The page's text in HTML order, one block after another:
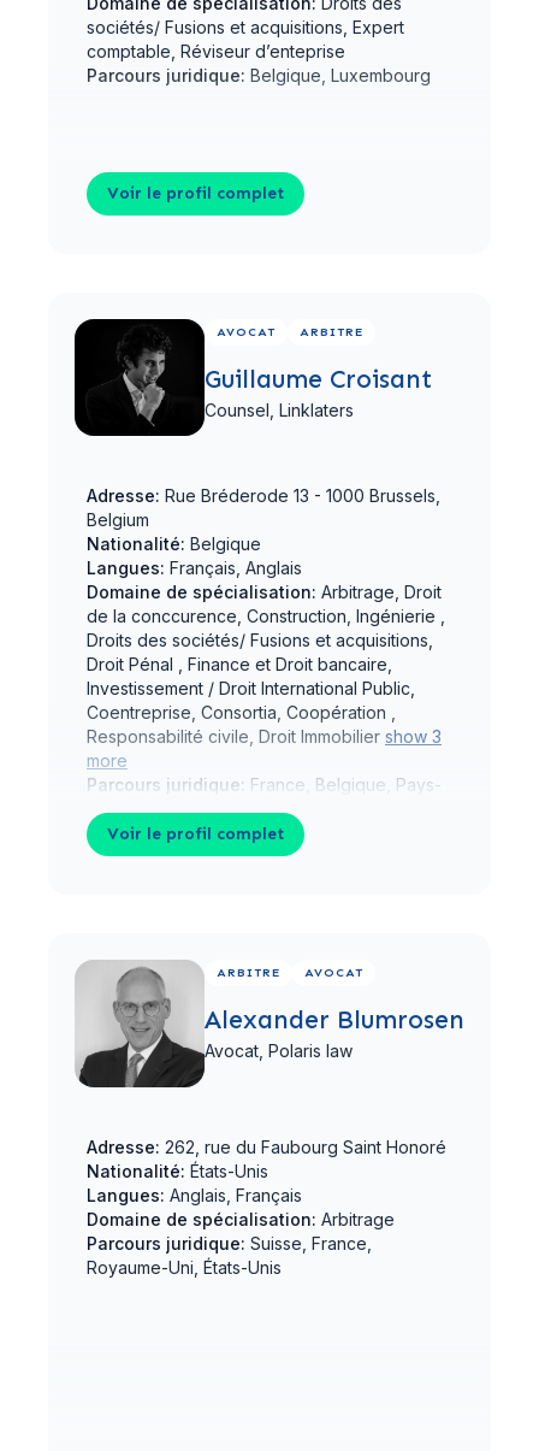
sociétés/ Fusions et acquisitions, Expert
comptable, Réviseur d’enteprise
Parcours juridique: Belgique, Luxembourg
Voir le profil complet
AVOCAT ARBITRE
Guillaume Croisant
Counsel, Linklaters
Adresse: Rue Bréderode 13 - 1000 Brussels,
Belgium
Nationalité: Belgique
Langues: Français, Anglais
Domaine de spécialisation: Arbitrage, Droit
de la conccurence, Construction, Ingénierie ,
Droits des sociétés/ Fusions et acquisitions,
Droit Pénal , Finance et Droit bancaire,
Investissement / Droit International Public,
Coentreprise, Consortia, Coopération ,
Responsabilité civile, Droit Immobilier show 3
more
Parcours juridique: France, Belgique, Pays-
Bas, Allemagne, Royaume-Uni, États-Unis,
Luxembourg, Russie, Fédération de
Voir le profil complet
ARBITRE AVOCAT
Alexander Blumrosen
Avocat, Polaris law
Adresse: 262, rue du Faubourg Saint Honoré
Nationalité: États-Unis
Langues: Anglais, Français
Domaine de spécialisation: Arbitrage
Parcours juridique: Suisse, France,
Royaume-Uni, États-Unis